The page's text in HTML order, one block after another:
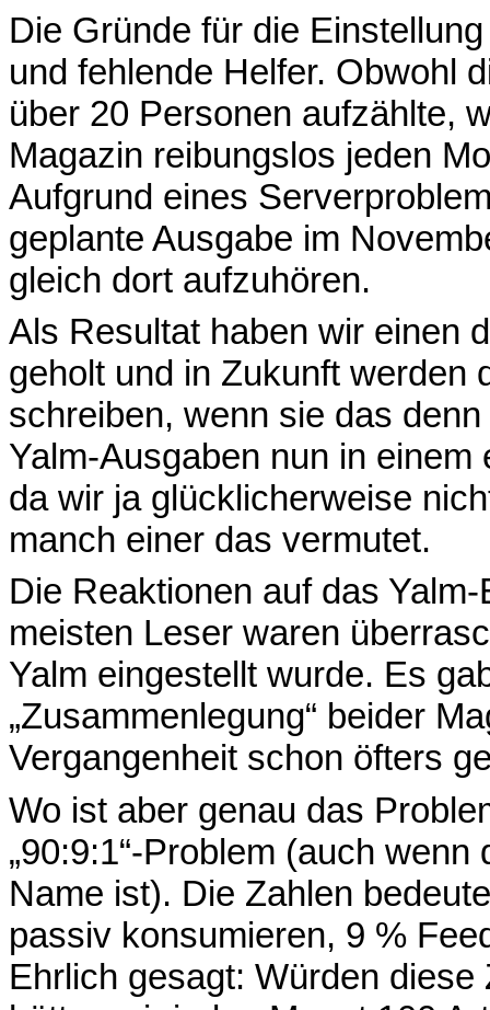
Die Gründe für die
und fehlende Helfer. Obwohl
über 20 Personen aufzählte,
Magazin reibungslos jeden
Aufgrund eines
geplante Ausgabe im
gleich dort aufzuhören.
Als Resultat haben wir einen
geholt und in Zukunft werden
schreiben, wenn sie das
Yalm-Ausgaben nun in
da wir ja glücklicherweise
manch einer das vermutet.
Die Reaktionen auf das
meisten Leser waren
Yalm eingestellt wurde. Es
„Zusammenlegung“ beider
Vergangenheit schon öfters
Wo ist aber genau das
„90:9:1“-Problem (auch
Name ist). Die Zahlen
passiv konsumieren, 9 %
Ehrlich gesagt: Würden